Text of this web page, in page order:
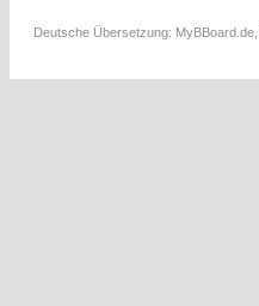
Deutsche Übersetzung: MyBBoard.de